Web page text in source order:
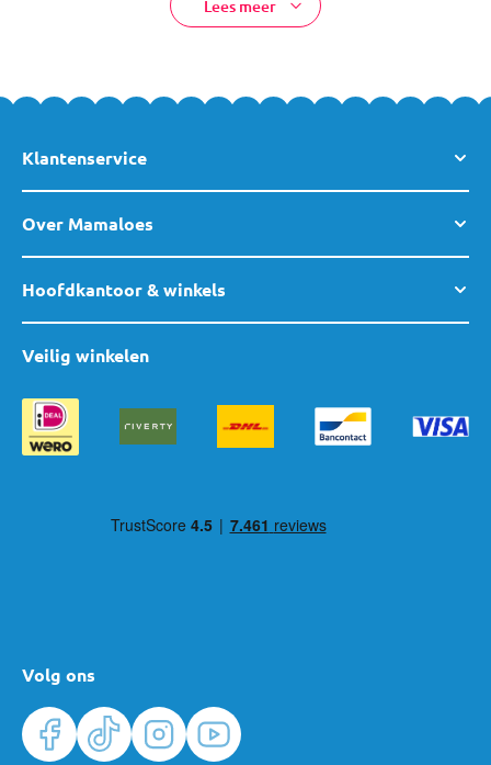
Lees meer
Klantenservice
Over Mamaloes
Hoofdkantoor & winkels
Volg ons
Veilig winkelen